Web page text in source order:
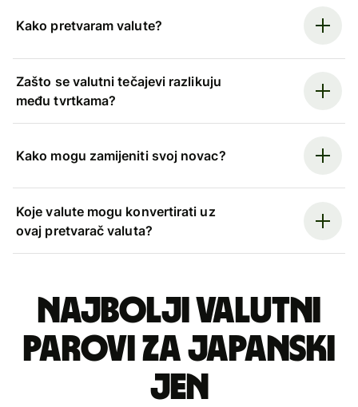
Kako pretvaram valute?
Zašto se valutni tečajevi razlikuju
među tvrtkama?
Kako mogu zamijeniti svoj novac?
Koje valute mogu konvertirati uz
ovaj pretvarač valuta?
Najbolji valutni
parovi za japanski
jen